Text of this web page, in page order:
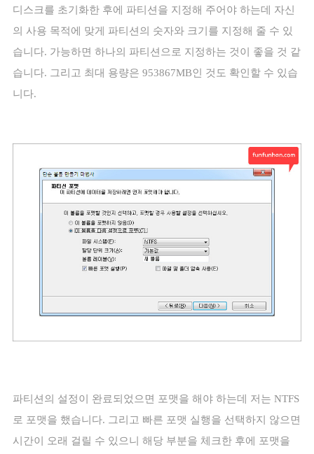
디스크를 초기화한 후에 파티션을 지정해 주어야 하는데 자신
의 사용 목적에 맞게 파티션의 숫자와 크기를 지정해 줄 수 있
습니다. 가능하면 하나의 파티션으로 지정하는 것이 좋을 것 같
습니다. 그리고 최대 용량은 953867MB인 것도 확인할 수 있습
니다.
파티션의 설정이 완료되었으면 포맷을 해야 하는데 저는 NTFS
로 포맷을 했습니다. 그리고 빠른 포맷 실행을 선택하지 않으면
시간이 오래 걸릴 수 있으니 해당 부분을 체크한 후에 포맷을